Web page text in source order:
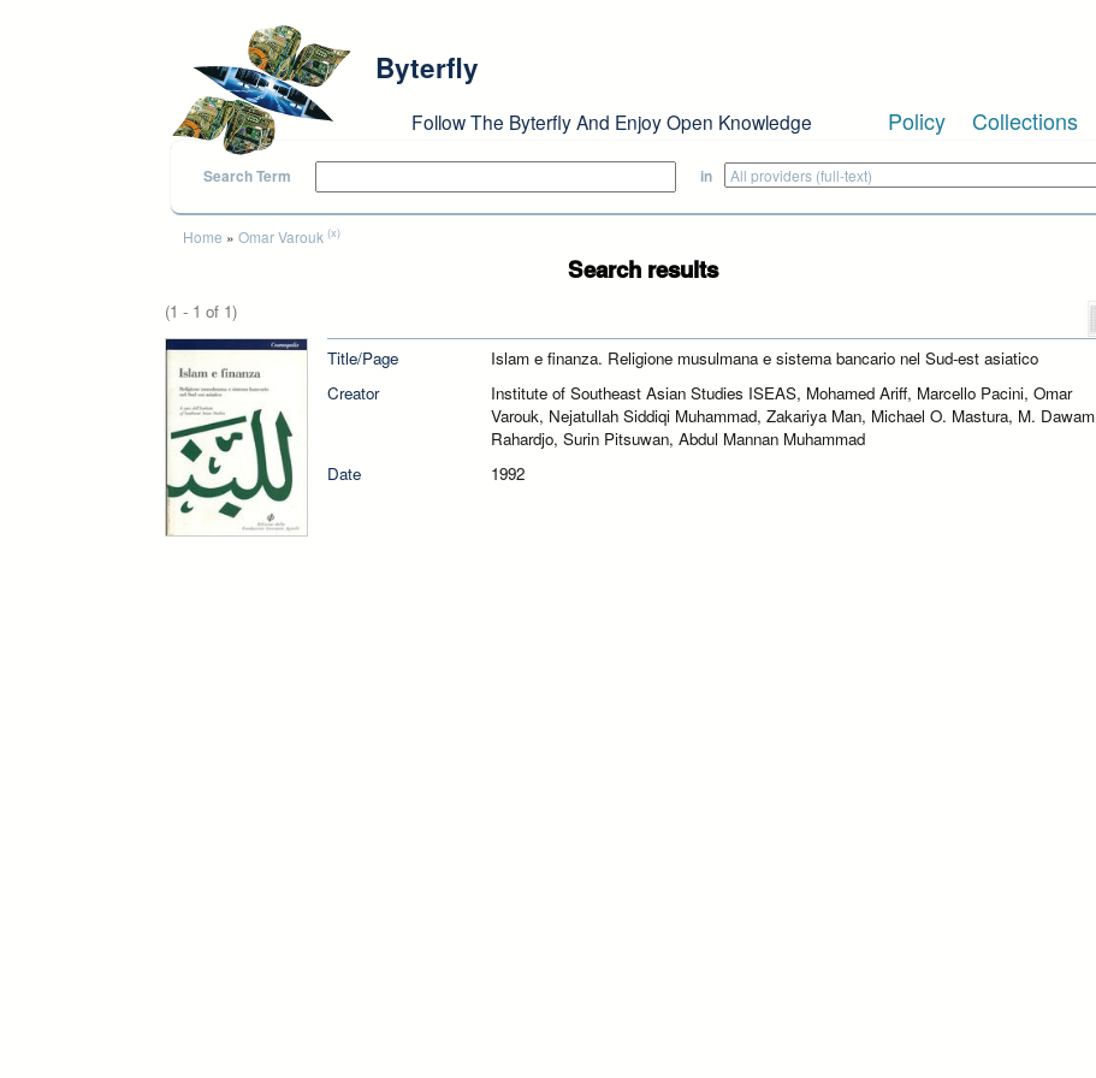
Byterfly
Follow The Byterfly And Enjoy Open Knowledge Policy Collections
Search Term in
You are here
Home » Omar Varouk (x)
Search results
(1 - 1 of 1)
Title/Page
Islam e finanza. Religione musulmana e sistema bancario nel Sud-est asiatico
Creator
Institute of Southeast Asian Studies ISEAS, Mohamed Ariff, Marcello Pacini, Omar
Varouk, Nejatullah Siddiqi Muhammad, Zakariya Man, Michael O. Mastura, M. Dawam
Rahardjo, Surin Pitsuwan, Abdul Mannan Muhammad
Date
1992